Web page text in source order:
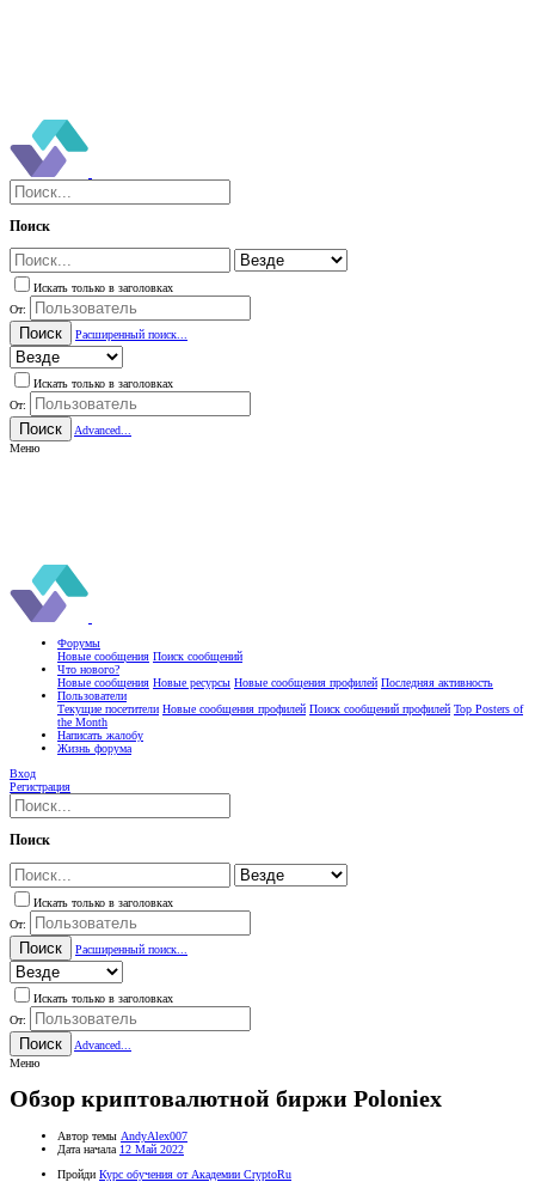
Поиск
Искать только в заголовках
От:
Поиск Расширенный поиск...
Искать только в заголовках
От:
Поиск
Advanced...
Меню
Форумы
Новые сообщения Поиск сообщений
Что нового?
Новые сообщения Новые ресурсы Новые сообщения профилей Последняя активность
Пользователи
Текущие посетители Новые сообщения профилей Поиск сообщений профилей Top Posters of
the Month
Написать жалобу
Жизнь форума
Вход
Регистрация
Поиск
Искать только в заголовках
От:
Поиск Расширенный поиск...
Искать только в заголовках
От:
Поиск
Advanced...
Меню
Обзор криптовалютной биржи Poloniex
Автор темы AndyAlex007
Дата начала 12 Май 2022
Пройди Курс обучения от Академии CryptoRu